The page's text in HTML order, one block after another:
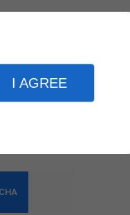
I AGREE
que les
strict de ma